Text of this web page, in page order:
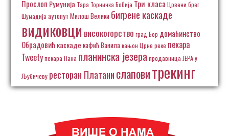
Прослоп Румунија Тара Торничка Бобија Три класа Црвени брег
Шумадија аутопут Милош Велики бигрене каскаде
видиковци високогорство град Бор домаћинство
Обрадовић каскаде кафић Ванилакањон Црне реке пекара
Tweetyпекара Нана планинска језера продавница ЈЕРА у
Љубичеву ресторан Платанислаповитрекинг